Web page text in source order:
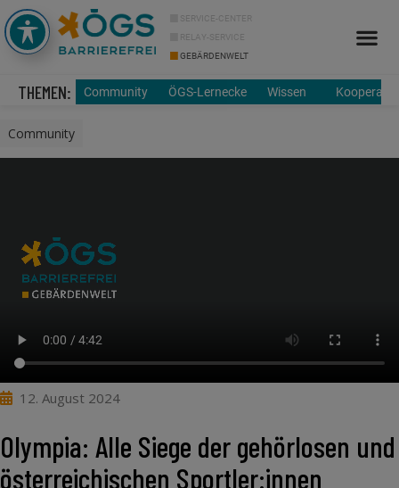
SERVICE-CENTER
RELAY-SERVICE
GEBÄRDENWELT
THEMEN: Community ÖGS-Lernecke Wissen
Community
12. August 2024
Olympia: Alle Siege der gehörlosen und
österreichischen Sportler:innen